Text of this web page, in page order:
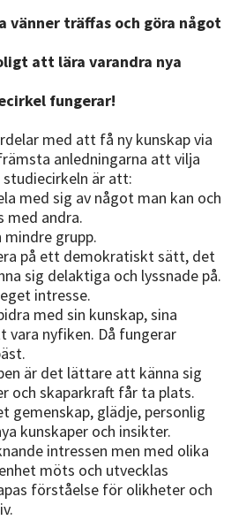
vänner träffas och göra något
att lära varandra nya
fungerar!
med att få ny kunskap via
anledningarna att vilja
är att:
med sig av något man kan och
med andra.
mindre grupp.
på ett demokratiskt sätt, det
sig delaktiga och lyssnade på.
intresse.
med sin kunskap, sina
vara nyfiken. Då fungerar
är det lättare att känna sig
och skaparkraft får ta plats.
gemenskap, glädje, personlig
kunskaper och insikter.
intressen men med olika
möts och utvecklas
förståelse för olikheter och